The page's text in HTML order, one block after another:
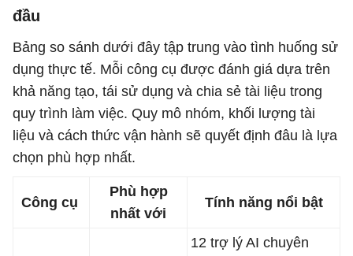
đầu
Bảng so sánh dưới đây tập trung vào tình huống sử
dụng thực tế. Mỗi công cụ được đánh giá dựa trên
khả năng tạo, tái sử dụng và chia sẻ tài liệu trong
quy trình làm việc. Quy mô nhóm, khối lượng tài
liệu và cách thức vận hành sẽ quyết định đâu là lựa
chọn phù hợp nhất.
Công cụ
Phù hợp
nhất với
Tính năng nổi bật
12 trợ lý AI chuyên